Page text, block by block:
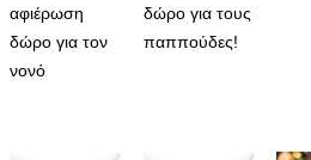
αφιέρωση
δώρο για τον
νονό
σελίδα
του
€16,00
δώρο για τους
παππούδες!